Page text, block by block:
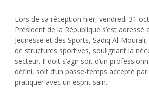
Lors de sa réception hier, vendredi 31
Président de la République s’est adressé
Jeunesse et des Sports, Sadiq Al-
de structures sportives, soulignant la
secteur. Il doit s’agir soit d’un
défini, soit d’un passe-temps accepté
pratiquer avec un esprit sain.